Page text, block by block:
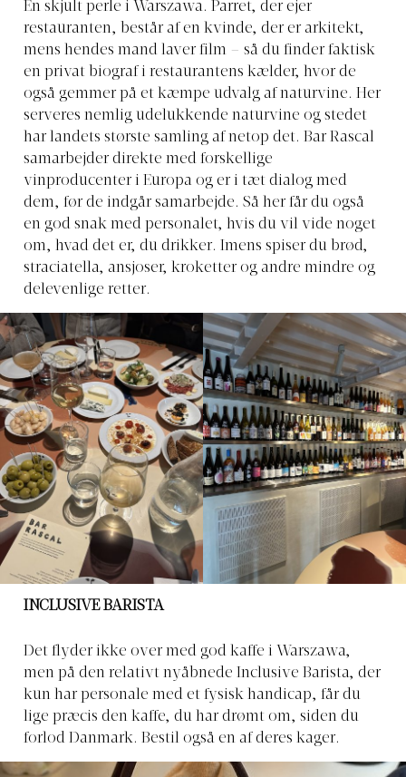
En skjult perle i Warszawa. Parret, der ejer
restauranten, består af en kvinde, der er arkitekt,
mens hendes mand laver film – så du finder faktisk
en privat biograf i restaurantens kælder, hvor de
også gemmer på et kæmpe udvalg af naturvine. Her
serveres nemlig udelukkende naturvine og stedet
har landets største samling af netop det. Bar Rascal
samarbejder direkte med forskellige
vinproducenter i Europa og er i tæt dialog med
dem, før de indgår samarbejde. Så her får du også
en god snak med personalet, hvis du vil vide noget
om, hvad det er, du drikker. Imens spiser du brød,
straciatella, ansjoser, kroketter og andre mindre og
delevenlige retter.
INCLUSIVE BARISTA
Det flyder ikke over med god kaffe i Warszawa,
men på den relativt nyåbnede Inclusive Barista, der
kun har personale med et fysisk handicap, får du
lige præcis den kaffe, du har drømt om, siden du
forlod Danmark. Bestil også en af deres kager.